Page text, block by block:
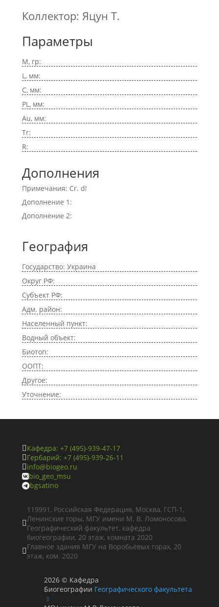
Коллектор: Яцун Т.
Параметры
M, гр:
L, мм:
C, мм:
PL, мм:
Au, мм:
Tr:
R:
Дополнения
Примечания: Cr. d!
Дополнение 1:
Дополнение 2:
География
Государство: Украина
Округ РФ:
Субъект РФ:
Адм. район:
Населенный пункт:
Водный объект:
Биотоп:
ООПТ:
Другое:
Уточнение:
Кафедра: +7 (495)-939-47-17
Гербарий: +7 (495)-939-26-11
info@biogeo.ru
bio_geo_msu
bgsatino

119991, Российская Федерация, Москва, ГСП-1,
Ленинские горы, МГУ имени М. В. Ломоносова,
Географический факультет, кафедра
биогеографии, 20 этаж, комната 2020
Главное здания МГУ на Воробьёвых горах, 20
этаж, ком. 2020
2026 © Кафедра
Биогеографии Географического факультета